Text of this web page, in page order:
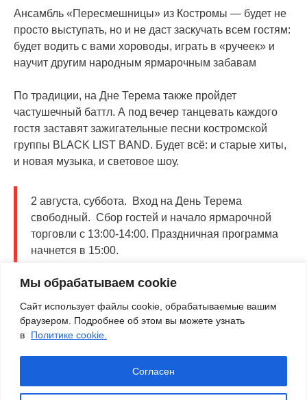
Мы обрабатываем cookie
Сайт использует файлы cookie, обрабатываемые вашим
браузером. Подробнее об этом вы можете узнать
в
Политике cookie.
Согласен
Ансамбль «Пересмешницы» из Костромы — будет не
просто выступать, но и не даст заскучать всем гостям:
будет водить с вами хороводы, играть в «ручеек» и
научит другим народным ярмарочным забавам
По традиции, на Дне Терема также пройдет
частушечный баттл. А под вечер танцевать каждого
гостя заставят зажигательные песни костромской
группы BLACK LIST BAND. Будет всё: и старые хиты,
и новая музыка, и световое шоу.
2 августа, суббота. Вход на День Терема
свободный. Сбор гостей и начало ярмарочной
торговли с 13:00-14:00. Праздничная программа
начнется в 15:00.
VKTwitter
Pinterest
Odnoklassniki
Mail.Ru
LiveJournal
Viber
КОСТРОМАТУРС
#ГДЕТОПОДОРОГЕ